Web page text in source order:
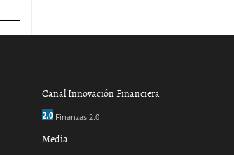
Canal Innovación Financiera
Finanzas 2.0
Media